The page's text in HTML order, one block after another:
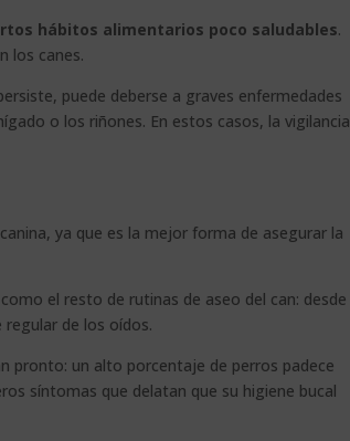
hábitos alimentarios poco saludables.
los canes.
puede deberse a graves enfermedades
o los riñones. En estos casos, la vigilancia
ya que es la mejor forma de asegurar la
el resto de rutinas de aseo del can: desde
de los oídos.
pronto: un alto porcentaje de perros padece
síntomas que delatan que su higiene bucal